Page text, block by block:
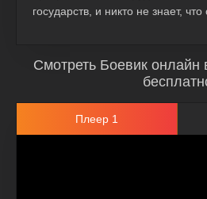
государств, и никто не знает,
Смотреть Боевик онлайн
Плеер 1